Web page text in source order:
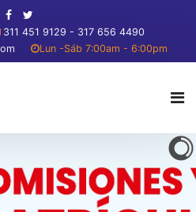
311 451 9129 - 317 656 4490
Lun -Sáb 7:00am - 6:00pm